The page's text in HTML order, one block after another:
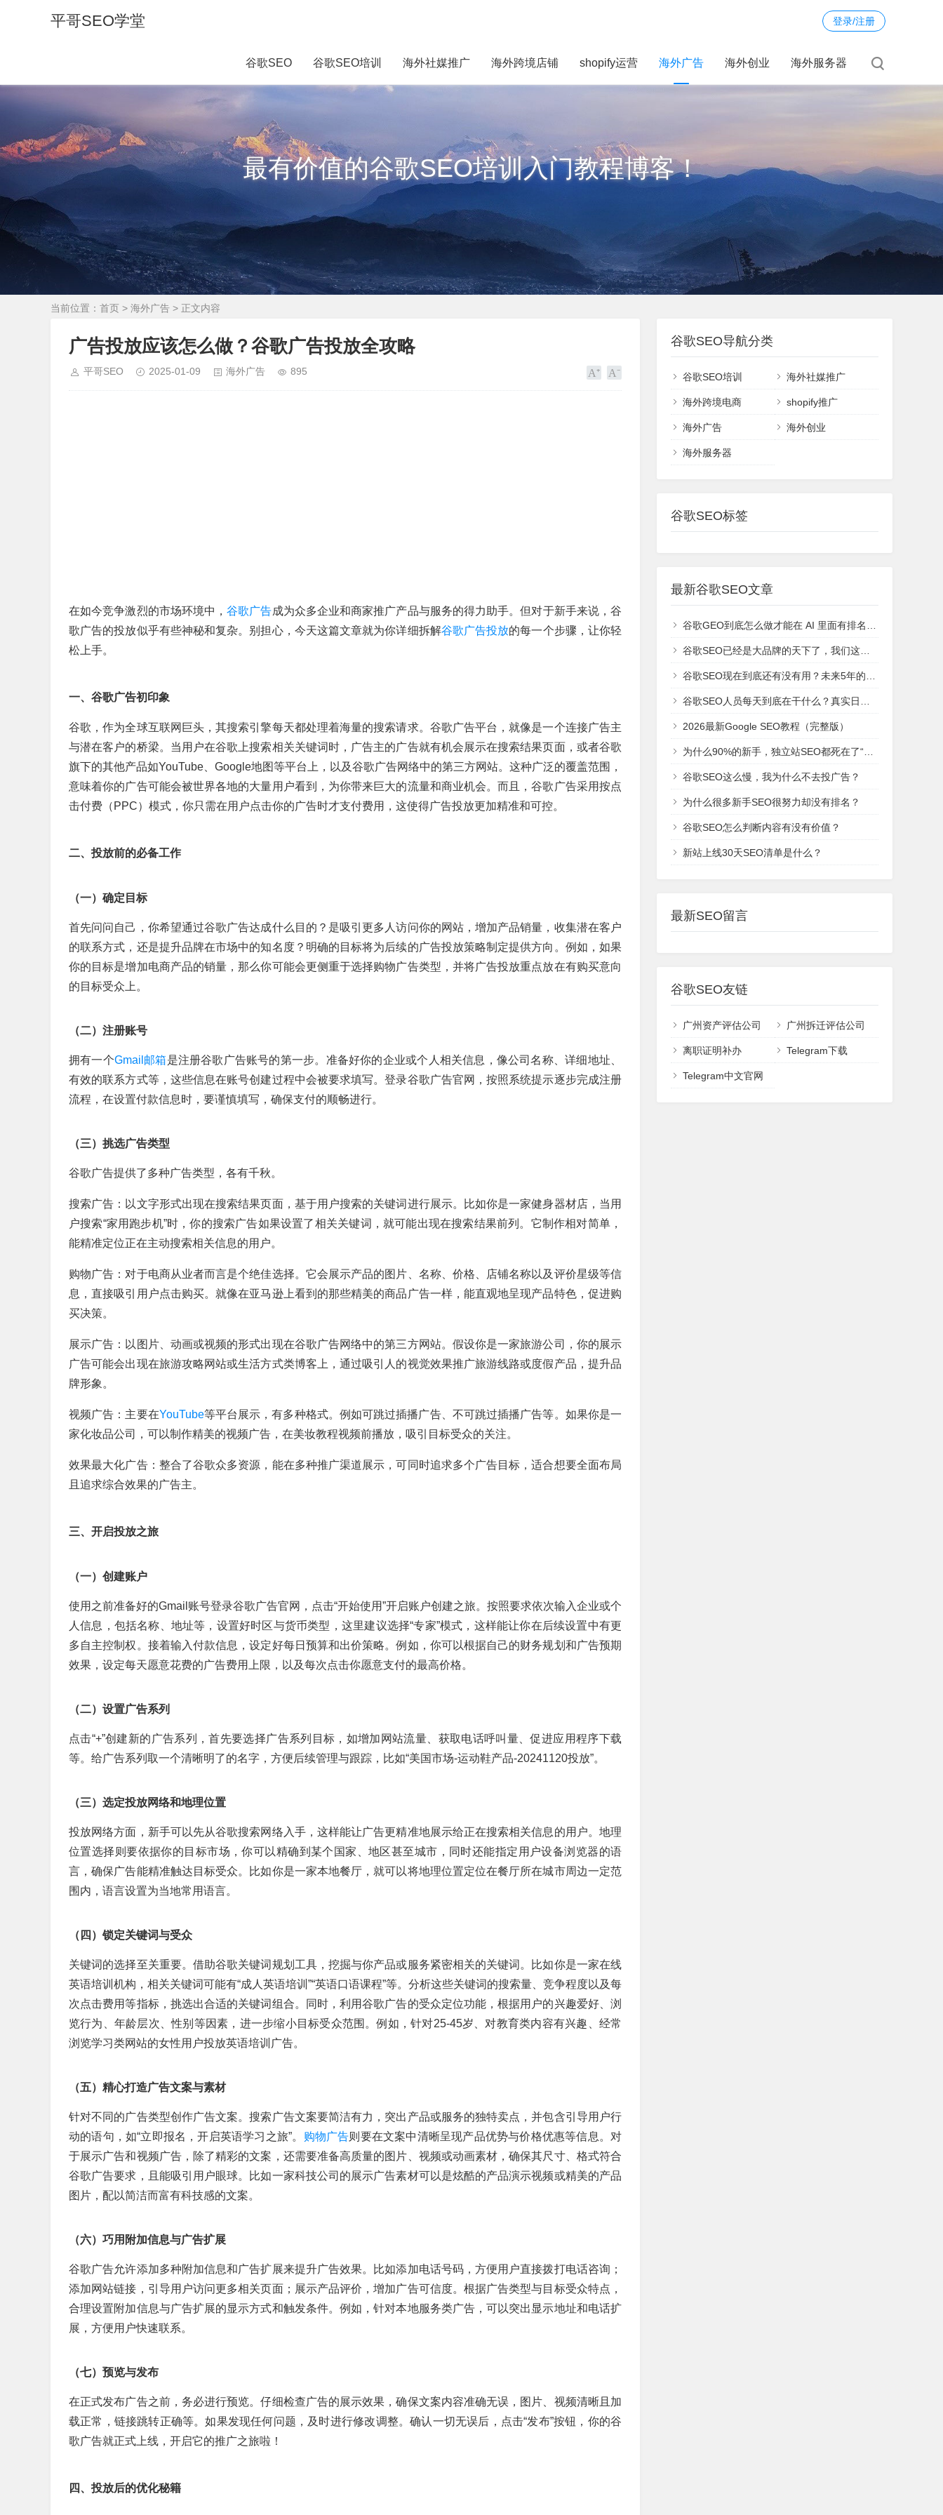
平哥SEO学堂 登录/注册
谷歌SEO 谷歌SEO培训 海外社媒推广 海外跨境店铺 shopify运营 海外广告 海外创业 海外服务器
最有价值的谷歌SEO培训入门教程博客！
当前位置： 首页 > 海外广告 > 正文内容
广告投放应该怎么做？谷歌广告投放全攻略
平哥SEO 2025-01-09 海外广告 895
在如今竞争激烈的市场环境中，谷歌广告成为众多企业和商家推广产品与服务的得力助手。但对于新手来说，谷
歌广告的投放似乎有些神秘和复杂。别担心，今天这篇文章就为你详细拆解谷歌广告投放的每一个步骤，让你轻
松上手。
一、谷歌广告初印象
谷歌，作为全球互联网巨头，其搜索引擎每天都处理着海量的搜索请求。谷歌广告平台，就像是一个连接广告主
与潜在客户的桥梁。当用户在谷歌上搜索相关关键词时，广告主的广告就有机会展示在搜索结果页面，或者谷歌
旗下的其他产品如YouTube、Google地图等平台上，以及谷歌广告网络中的第三方网站。这种广泛的覆盖范围，
意味着你的广告可能会被世界各地的大量用户看到，为你带来巨大的流量和商业机会。而且，谷歌广告采用按点
击付费（PPC）模式，你只需在用户点击你的广告时才支付费用，这使得广告投放更加精准和可控。
二、投放前的必备工作
（一）确定目标
首先问问自己，你希望通过谷歌广告达成什么目的？是吸引更多人访问你的网站，增加产品销量，收集潜在客户
的联系方式，还是提升品牌在市场中的知名度？明确的目标将为后续的广告投放策略制定提供方向。例如，如果
你的目标是增加电商产品的销量，那么你可能会更侧重于选择购物广告类型，并将广告投放重点放在有购买意向
的目标受众上。
（二）注册账号
拥有一个Gmail邮箱是注册谷歌广告账号的第一步。准备好你的企业或个人相关信息，像公司名称、详细地址、
有效的联系方式等，这些信息在账号创建过程中会被要求填写。登录谷歌广告官网，按照系统提示逐步完成注册
流程，在设置付款信息时，要谨慎填写，确保支付的顺畅进行。
（三）挑选广告类型
谷歌广告提供了多种广告类型，各有千秋。
搜索广告：以文字形式出现在搜索结果页面，基于用户搜索的关键词进行展示。比如你是一家健身器材店，当用
户搜索“家用跑步机”时，你的搜索广告如果设置了相关关键词，就可能出现在搜索结果前列。它制作相对简单，
能精准定位正在主动搜索相关信息的用户。
购物广告：对于电商从业者而言是个绝佳选择。它会展示产品的图片、名称、价格、店铺名称以及评价星级等信
息，直接吸引用户点击购买。就像在亚马逊上看到的那些精美的商品广告一样，能直观地呈现产品特色，促进购
买决策。
展示广告：以图片、动画或视频的形式出现在谷歌广告网络中的第三方网站。假设你是一家旅游公司，你的展示
广告可能会出现在旅游攻略网站或生活方式类博客上，通过吸引人的视觉效果推广旅游线路或度假产品，提升品
牌形象。
视频广告：主要在YouTube等平台展示，有多种格式。例如可跳过插播广告、不可跳过插播广告等。如果你是一
家化妆品公司，可以制作精美的视频广告，在美妆教程视频前播放，吸引目标受众的关注。
效果最大化广告：整合了谷歌众多资源，能在多种推广渠道展示，可同时追求多个广告目标，适合想要全面布局
且追求综合效果的广告主。
三、开启投放之旅
（一）创建账户
使用之前准备好的Gmail账号登录谷歌广告官网，点击“开始使用”开启账户创建之旅。按照要求依次输入企业或个
人信息，包括名称、地址等，设置好时区与货币类型，这里建议选择“专家”模式，这样能让你在后续设置中有更
多自主控制权。接着输入付款信息，设定好每日预算和出价策略。例如，你可以根据自己的财务规划和广告预期
效果，设定每天愿意花费的广告费用上限，以及每次点击你愿意支付的最高价格。
（二）设置广告系列
点击“+”创建新的广告系列，首先要选择广告系列目标，如增加网站流量、获取电话呼叫量、促进应用程序下载
等。给广告系列取一个清晰明了的名字，方便后续管理与跟踪，比如“美国市场-运动鞋产品-20241120投放”。
（三）选定投放网络和地理位置
投放网络方面，新手可以先从谷歌搜索网络入手，这样能让广告更精准地展示给正在搜索相关信息的用户。地理
位置选择则要依据你的目标市场，你可以精确到某个国家、地区甚至城市，同时还能指定用户设备浏览器的语
言，确保广告能精准触达目标受众。比如你是一家本地餐厅，就可以将地理位置定位在餐厅所在城市周边一定范
围内，语言设置为当地常用语言。
（四）锁定关键词与受众
关键词的选择至关重要。借助谷歌关键词规划工具，挖掘与你产品或服务紧密相关的关键词。比如你是一家在线
英语培训机构，相关关键词可能有“成人英语培训”“英语口语课程”等。分析这些关键词的搜索量、竞争程度以及每
次点击费用等指标，挑选出合适的关键词组合。同时，利用谷歌广告的受众定位功能，根据用户的兴趣爱好、浏
览行为、年龄层次、性别等因素，进一步缩小目标受众范围。例如，针对25-45岁、对教育类内容有兴趣、经常
浏览学习类网站的女性用户投放英语培训广告。
（五）精心打造广告文案与素材
针对不同的广告类型创作广告文案。搜索广告文案要简洁有力，突出产品或服务的独特卖点，并包含引导用户行
动的语句，如“立即报名，开启英语学习之旅”。 购物广告则要在文案中清晰呈现产品优势与价格优惠等信息。对
于展示广告和视频广告，除了精彩的文案，还需要准备高质量的图片、视频或动画素材，确保其尺寸、格式符合
谷歌广告要求，且能吸引用户眼球。比如一家科技公司的展示广告素材可以是炫酷的产品演示视频或精美的产品
图片，配以简洁而富有科技感的文案。
（六）巧用附加信息与广告扩展
谷歌广告允许添加多种附加信息和广告扩展来提升广告效果。比如添加电话号码，方便用户直接拨打电话咨询；
添加网站链接，引导用户访问更多相关页面；展示产品评价，增加广告可信度。根据广告类型与目标受众特点，
合理设置附加信息与广告扩展的显示方式和触发条件。例如，针对本地服务类广告，可以突出显示地址和电话扩
展，方便用户快速联系。
（七）预览与发布
在正式发布广告之前，务必进行预览。仔细检查广告的展示效果，确保文案内容准确无误，图片、视频清晰且加
载正常，链接跳转正确等。如果发现任何问题，及时进行修改调整。确认一切无误后，点击“发布”按钮，你的谷
歌广告就正式上线，开启它的推广之旅啦！
四、投放后的优化秘籍
谷歌SEO导航分类
谷歌SEO培训 海外社媒推广
海外跨境电商 shopify推广
海外广告 海外创业
海外服务器
谷歌SEO标签
最新谷歌SEO文章
谷歌GEO到底怎么做才能在 AI 里面有排名或者能够被引用？
谷歌SEO已经是大品牌的天下了，我们这些新网站还有机会吗？
谷歌SEO现在到底还有没有用？未来5年的趋势是什么？
谷歌SEO人员每天到底在干什么？真实日常工作！
2026最新Google SEO教程（完整版）
为什么90%的新手，独立站SEO都死在了“建站期”？
谷歌SEO这么慢，我为什么不去投广告？
为什么很多新手SEO很努力却没有排名？
谷歌SEO怎么判断内容有没有价值？
新站上线30天SEO清单是什么？
最新SEO留言
谷歌SEO友链
广州资产评估公司 广州拆迁评估公司
离职证明补办 Telegram下载
Telegram中文官网